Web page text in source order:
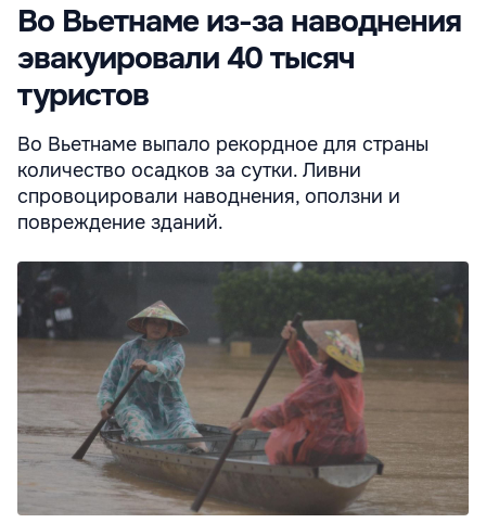
Во Вьетнаме из-за наводнения
эвакуировали 40 тысяч
туристов
Во Вьетнаме выпало рекордное для страны
количество осадков за сутки. Ливни
спровоцировали наводнения, оползни и
повреждение зданий.